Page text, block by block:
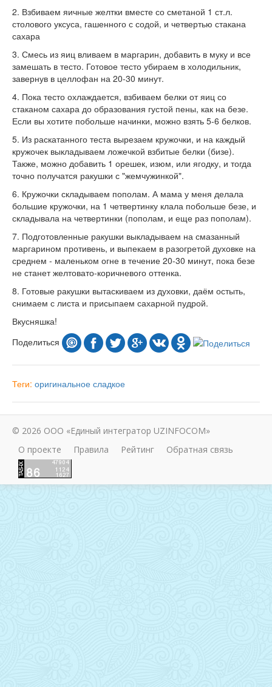
2. Взбиваем яичные желтки вместе со сметаной 1 ст.л.
столового уксуса, гашенного с содой, и четвертью стакана
сахара
3. Смесь из яиц вливаем в маргарин, добавить в муку и все
замешать в тесто. Готовое тесто убираем в холодильник,
завернув в целлофан на 20-30 минут.
4. Пока тесто охлаждается, взбиваем белки от яиц со
стаканом сахара до образования густой пены, как на безе.
Если вы хотите побольше начинки, можно взять 5-6 белков.
5. Из раскатанного теста вырезаем кружочки, и на каждый
кружочек выкладываем ложечкой взбитые белки (бизе).
Также, можно добавить 1 орешек, изюм, или ягодку, и тогда
точно получатся ракушки с "жемчужинкой".
6. Кружочки складываем пополам. А мама у меня делала
большие кружочки, на 1 четвертинку клала побольше безе, и
складывала на четвертинки (пополам, и еще раз пополам).
7. Подготовленные ракушки выкладываем на смазанный
маргарином противень, и выпекаем в разогретой духовке на
среднем - маленьком огне в течение 20-30 минут, пока безе
не станет желтовато-коричневого оттенка.
8. Готовые ракушки вытаскиваем из духовки, даём остыть,
снимаем с листа и присыпаем сахарной пудрой.
Вкусняшка!
Поделиться
Теги: оригинальное сладкое
© 2026 ООО «Единый интегратор UZINFOCOM»
О проекте
Правила Рейтинг Обратная связь